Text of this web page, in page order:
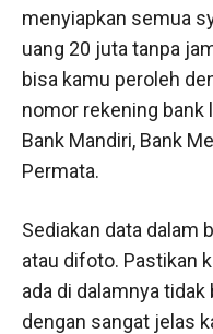
menyiapkan semua
uang 20 juta tanpa
bisa kamu peroleh
nomor rekening bank
Bank Mandiri, Bank
Permata.
Sediakan data dalam
atau difoto. Pastikan
ada di dalamnya
dengan sangat jelas